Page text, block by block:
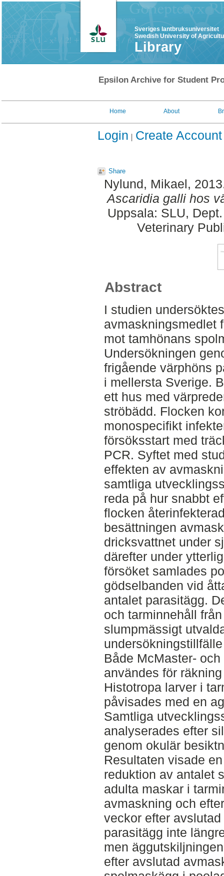
Sveriges lantbruksuniversitet
Swedish University of
Library
Epsilon Archive for Student
Home About
Login Create Account
Share
Nylund, Mikael,
Ascaridia galli hos
Uppsala: SLU,
Veterinary
Abstract
I studien
avmaskningsmedlet
mot tamhönans
Undersökningen
frigående värphöns
i mellersta Sverige.
ett hus med
ströbädd. Flocken
monospecifikt
försöksstart med
PCR. Syftet med
effekten av
samtliga
reda på hur snabbt
flocken
besättningen
dricksvattnet under
därefter under
försöket samlades
gödselbanden vid
antalet parasitägg.
och tarminnehåll
slumpmässigt
Både McMaster-
användes för
Histotropa larver i
påvisades med en
Samtliga
analyserades efter
genom okulär
Resultaten visade
reduktion av antalet
adulta maskar i
avmaskning och
veckor efter
parasitägg inte
men
efter avslutad